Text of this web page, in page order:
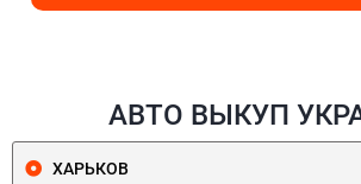
АВТО ВЫКУП
ХАРЬКОВ